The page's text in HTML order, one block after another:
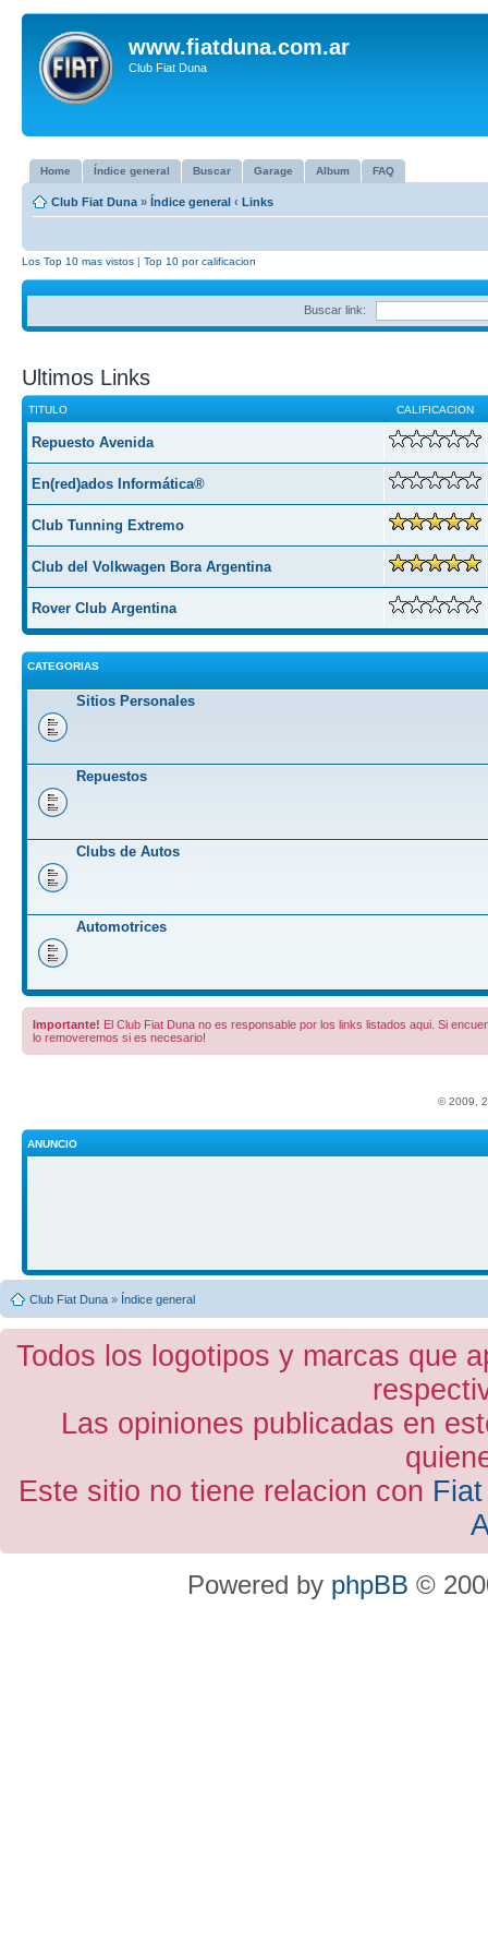
www.fiatduna.com.ar
Club Fiat Duna
Home Índice general Buscar Garage Album FAQ
Club Fiat Duna » Índice general ‹ Links
Los Top 10 mas vistos | Top 10 por calificacion
Buscar link:
Ultimos Links
TITULO CALIFICACION
Repuesto Avenida
En(red)ados Informática®
Club Tunning Extremo
Club del Volkwagen Bora Argentina
Rover Club Argentina
CATEGORIAS
Sitios Personales
Repuestos
Clubs de Autos
Automotrices
Importante! El Club Fiat Duna no es responsable por los links listados aqui. Si
lo removeremos si es necesario!
© 2009,
ANUNCIO
Club Fiat Duna » Índice general
Todos los logotipos y marcas que
Las opiniones publicadas en
Este sitio no tiene relacion con
Powered by phpBB ©